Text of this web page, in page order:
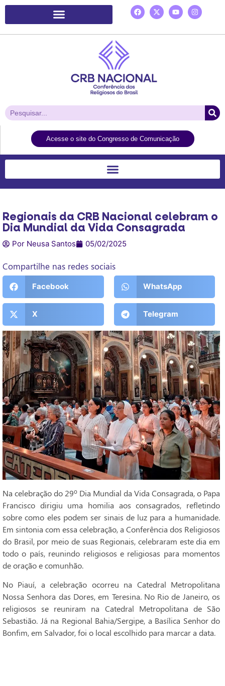
Acesse o site do Congresso de Comunicação
Regionais da CRB Nacional celebram o
Dia Mundial da Vida Consagrada
Por Neusa Santos 05/02/2025
Compartilhe nas redes sociais
Facebook WhatsApp
X Telegram
Na celebração do 29º Dia Mundial da Vida Consagrada, o Papa
Francisco dirigiu uma homilia aos consagrados, refletindo
sobre como eles podem ser sinais de luz para a humanidade.
Em sintonia com essa celebração, a Conferência dos Religiosos
do Brasil, por meio de suas Regionais, celebraram este dia em
todo o país, reunindo religiosos e religiosas para momentos
de oração e comunhão.
No Piauí, a celebração ocorreu na Catedral Metropolitana
Nossa Senhora das Dores, em Teresina. No Rio de Janeiro, os
religiosos se reuniram na Catedral Metropolitana de São
Sebastião. Já na Regional Bahia/Sergipe, a Basílica Senhor do
Bonfim, em Salvador, foi o local escolhido para marcar a data.